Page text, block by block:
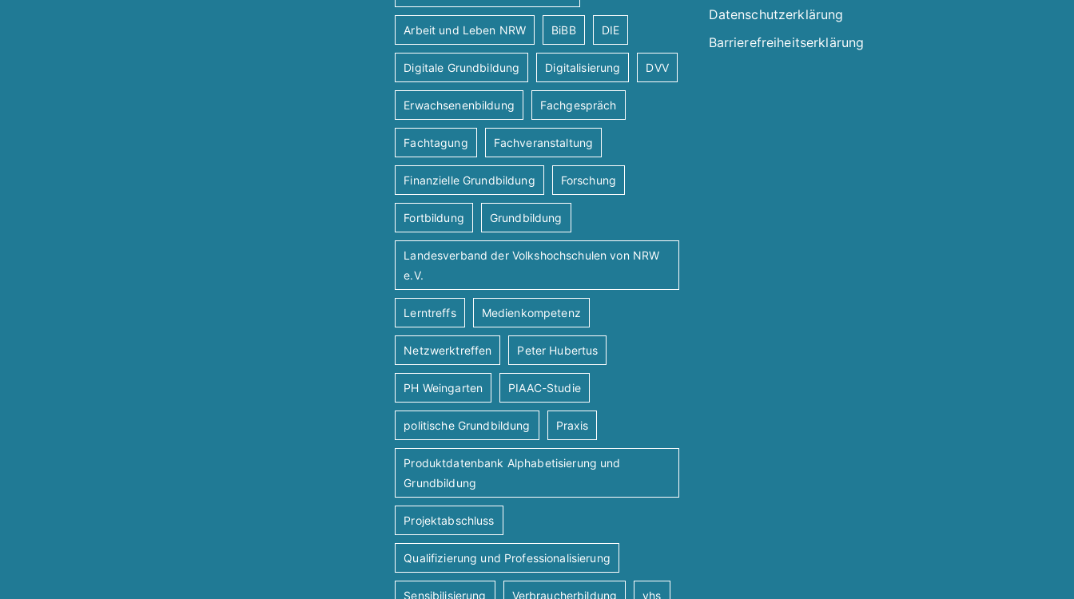
Arbeit und Leben NRW BiBB DIE
Digitale Grundbildung Digitalisierung DVV
Erwachsenenbildung Fachgespräch
Fachtagung Fachveranstaltung
Finanzielle Grundbildung Forschung
Fortbildung Grundbildung
Landesverband der Volkshochschulen von NRW
e.V.
Lerntreffs Medienkompetenz
Netzwerktreffen Peter Hubertus
PH Weingarten PIAAC-Studie
politische Grundbildung Praxis
Produktdatenbank Alphabetisierung und
Grundbildung
Projektabschluss
Qualifizierung und Professionalisierung
Sensibilisierung Verbraucherbildung vhs
Datenschutzerklärung
Barrierefreiheitserklärung